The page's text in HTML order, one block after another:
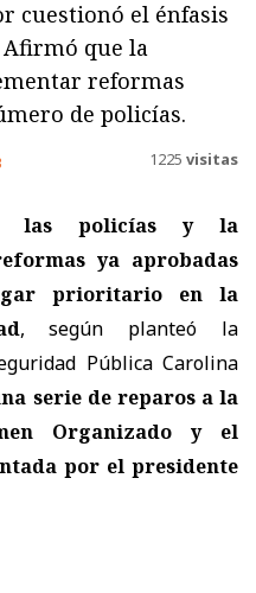
cuestionó el énfasis
que la
reformas
de policías.
1225 visitas
las policías y la
ya aprobadas
prioritario en la
, según planteó la
Pública Carolina
serie de reparos a la
Organizado y el
por el presidente